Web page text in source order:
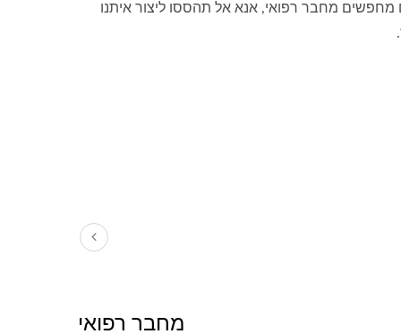
מחבר רפואי, אנא אל תהססו ליצור איתנו
מחבר רפואי